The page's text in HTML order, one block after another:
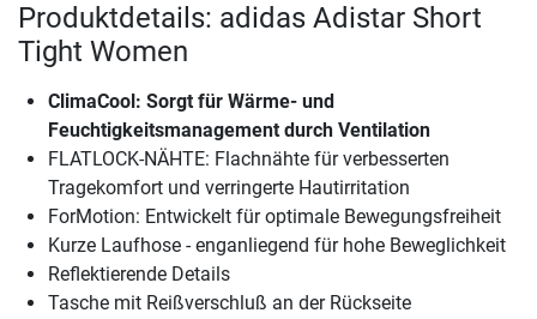
Produktdetails: adidas Adistar Short
Tight Women
ClimaCool: Sorgt für Wärme- und
Feuchtigkeitsmanagement durch Ventilation
FLATLOCK-NÄHTE: Flachnähte für verbesserten
Tragekomfort und verringerte Hautirritation
ForMotion: Entwickelt für optimale Bewegungsfreiheit
Kurze Laufhose - enganliegend für hohe Beweglichkeit
Reflektierende Details
Tasche mit Reißverschluß an der Rückseite